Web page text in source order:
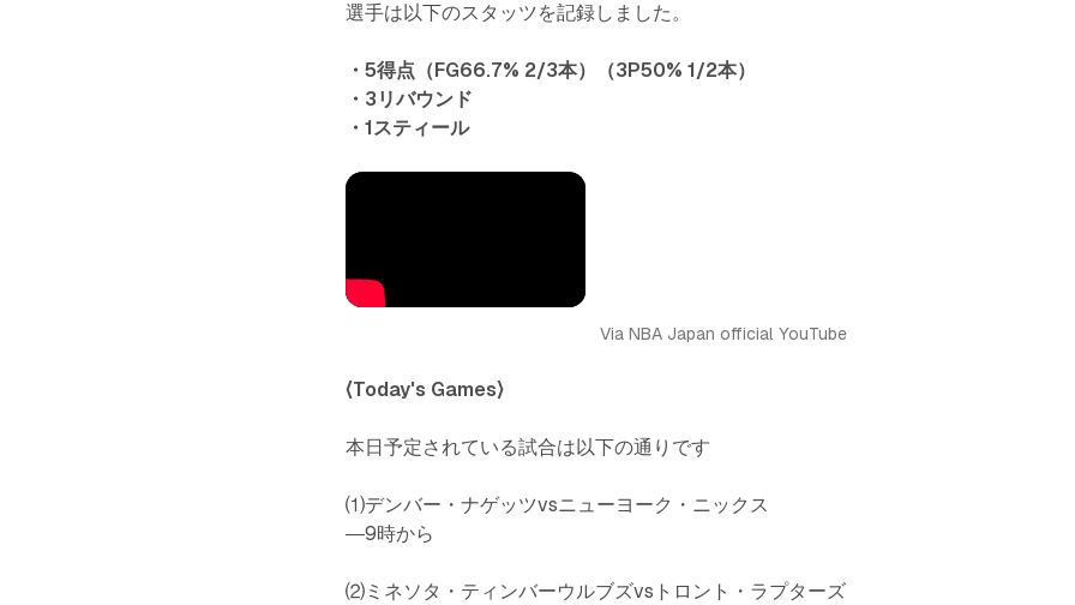
選手は以下のスタッツを記録しました。
・5得点（FG66.7% 2/3本）（3P50% 1/2本）
・3リバウンド
・1スティール
Via NBA Japan official YouTube
〈Today's Games〉
本日予定されている試合は以下の通りです
⑴デンバー・ナゲッツvsニューヨーク・ニックス
―9時から
⑵ミネソタ・ティンバーウルブズvsトロント・ラプターズ